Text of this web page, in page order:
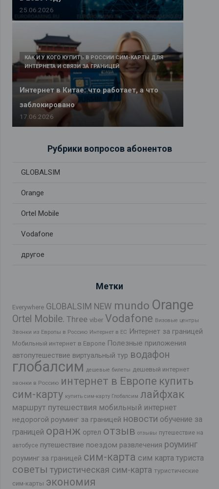
25.06.2026
Интернет в Китае: что работает, а что
заблокировано
КАК И У КОГО КУПИТЬ В РОССИИ СИМ-КАРТЫ ДЛЯ
ИНТЕРНЕТА И СВЯЗИ ЗА ГРАНИЦЕЙ
17.06.2026
Рубрики вопросов абонентов
GLOBALSIM
Orange
Ortel Mobile
Vodafone
другое
Метки
Everywhere GLOBALSIM NEW mundo Orange
Ortel Mobile. Three viber Vodafone Визовые центры
Звонки из Европы в Россию Интернет в ЕС Интернет за границей
Мобильный интернет в Европе Полезные приложения
автопутешествие виртуальный тур водафон
глобалсим дешевые билеты дешевый интернет
звонки в Россию интернет в Европе купить
сим-карту купить сим-карту Глобалсим лайфхак
маршрут путешествия мобильный интернет
недорогой роуминг за границей новости обучение за
границей оранж ортел отзыв отзывы путешествие на
автобусе путешествие поездом развлечения роуминг
роуминг за границей сим-карта сим карта туриста
советы туристическая сим-карта туристические
сим-карты экономия